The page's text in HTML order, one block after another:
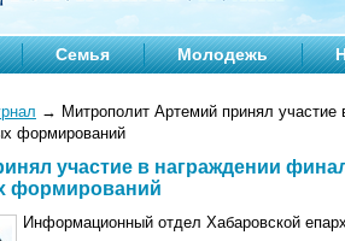
Семья Молодежь
→ Митрополит Артемий принял
формирований
участие в награждении
формирований
Информационный отдел Хабаровской